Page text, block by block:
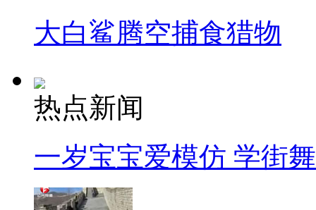
大白鲨腾空捕食猎物
热点新闻
一岁宝宝爱模仿 学街